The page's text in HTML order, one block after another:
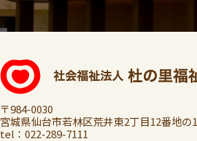
〒984-0030
宮城県仙台市若林区荒井東2丁目12番地の1
tel： 022-289-7111